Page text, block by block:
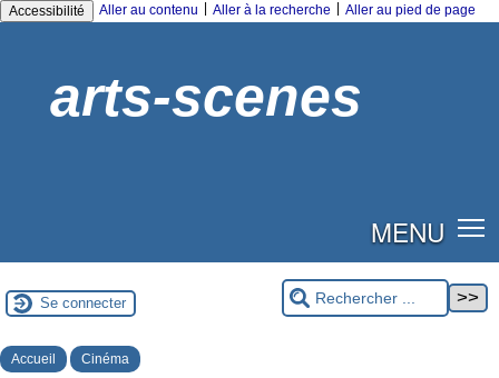
Accessibilité Aller au contenu Aller à la recherche Aller au pied de page
arts-scenes
MENU
Se connecter
Accueil Cinéma